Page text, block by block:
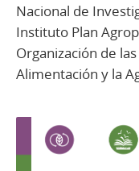
Nacional de
Instituto Plan
Organización de
Alimentación y la